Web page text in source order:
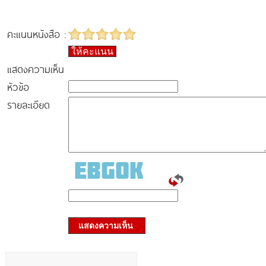
คะแนนหนังสือ :
ให้คะแนน
แสดงความเห็น
หัวข้อ
รายละเอียด
แสดงความเห็น